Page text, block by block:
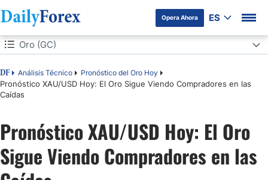
Opera Ahora ES
Tabla de contenidos
DF Análisis Técnico Pronóstico del Oro Hoy
Pronóstico XAU/USD Hoy: El Oro Sigue Viendo Compradores en las
Caídas
Oro (GC)
Oro (GC)
Perspectivas del Mercado e Indicadores Técnicos
Pronóstico XAU/USD Hoy: El Oro
Sigue Viendo Compradores en las